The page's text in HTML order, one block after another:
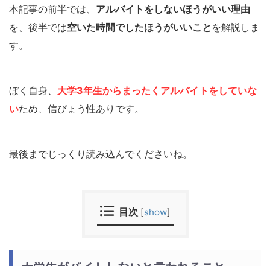
本記事の前半では、 アルバイトをしないほうがいい理由
を、後半では空いた時間でしたほうがいいこと を解説しま
す。
ぼく自身、 大学3年生からまったくアルバイトをしていな
いため、信ぴょう性ありです。
最後までじっくり読み込んでくださいね。
目次 [show]